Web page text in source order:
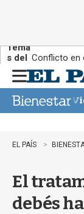
Tema
s del
día:
Conflicto en
n
u
EL PAÍS
El
debés